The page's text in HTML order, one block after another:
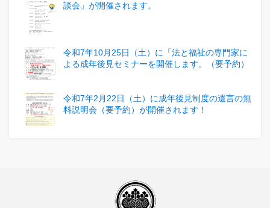
談会」が開催されます。
令和7年10月25日（土）に「法と福祉の専門家に
よる成年後見セミナーを開催します。（要予約）
令和7年2月22日（土）に成年後見制度の遺言の無
料説明会（要予約）が開催されます！